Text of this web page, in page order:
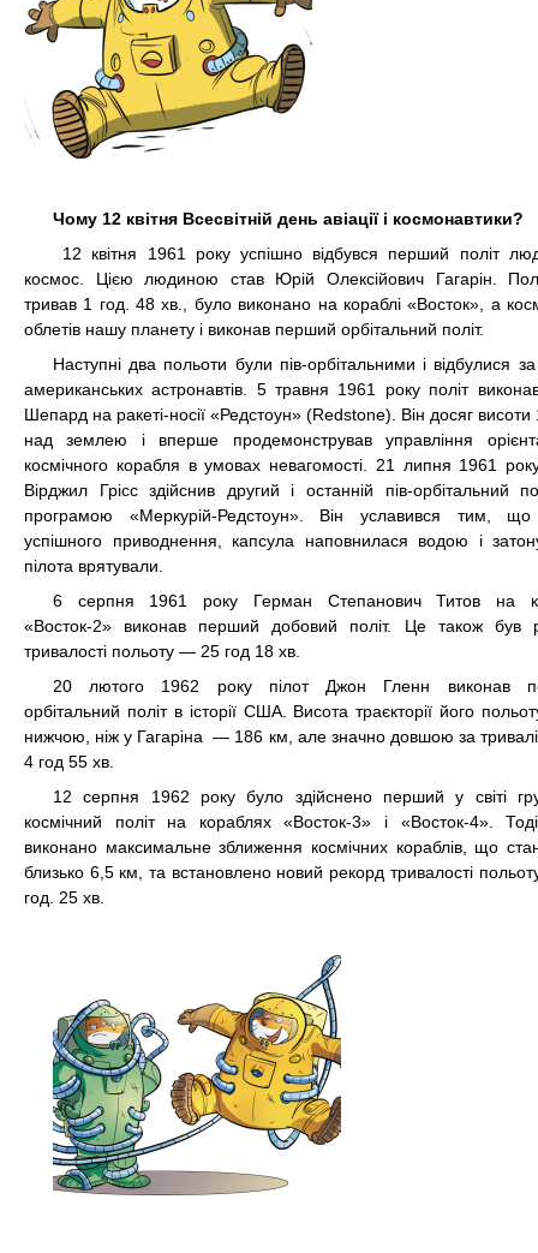
Чому 12 квітня Всесвітній день авіації і космонавтики?
12 квітня 1961 року успішно відбувся перший політ
космос. Цією людиною став Юрій Олексійович Гагарін.
тривав 1 год. 48 хв., було виконано на кораблі «Восток», а
облетів нашу планету і виконав перший орбітальний політ.
Наступні два польоти були пів-орбітальними і відбулися за
американських астронавтів. 5 травня 1961 року політ
Шепард на ракеті-носії «Редстоун» (Redstone). Він досяг
над землею і вперше продемонстрував управління
космічного корабля в умовах невагомості 21 липня 1961
Вірджил Грісс
здійснив другий і останній пів-орбітальний
програмою «Меркурій-Редстоун». Він уславився тим, що
успішного приводнення , капсула наповнилася водою і
пілота врятували.
6 серпня 1961 року Герман Степанович Титов на
«Восток-2» виконав перший добовий політ. Це також був
тривалості польоту — 25 год 18 хв.
20 лютого 1962 року пілот Джон Гленн виконав
орбітальний політ в історії США. Висота траєкторії його
нижчою, ніж у Гагаріна — 186 км, але значно довшою за
4 год 55 хв.
12 серпня
1962 року було здійснено перший у світі
космічний політ на кораблях«Восток-3» і «Восток-4».
виконано максимальне зближення космічних кораблів, що
близько 6,5 км, та встановлено новий рекорд тривалості
год. 25 хв.